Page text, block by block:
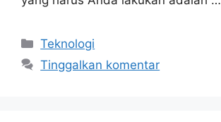
Kategori
Teknologi
Tinggalkan komentar